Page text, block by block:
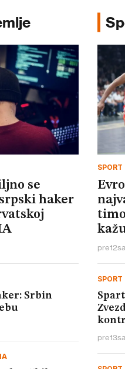
se
haker
Srbin
SPORT
pre12
SPORT
pre13